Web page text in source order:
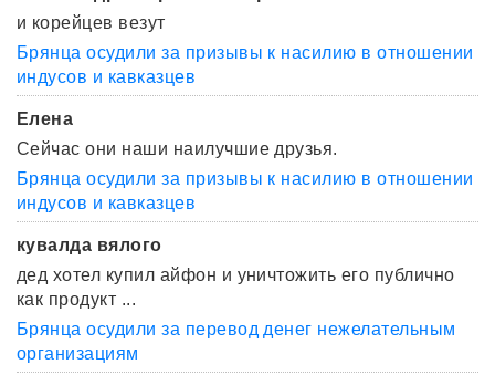
и корейцев везут
Брянца осудили за призывы к насилию в отношении
индусов и кавказцев
Елена
Сейчас они наши наилучшие друзья.
Брянца осудили за призывы к насилию в отношении
индусов и кавказцев
кувалда вялого
дед хотел купил айфон и уничтожить его публично
как продукт ...
Брянца осудили за перевод денег нежелательным
организациям